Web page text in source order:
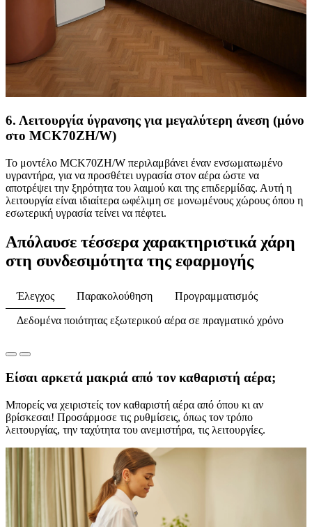
6. Λειτουργία ύγρανσης για μεγαλύτερη άνεση (μόνο
στο MCK70ZH/W)
Το μοντέλο MCK70ZH/W περιλαμβάνει έναν ενσωματωμένο
υγραντήρα, για να προσθέτει υγρασία στον αέρα ώστε να
αποτρέψει την ξηρότητα του λαιμού και της επιδερμίδας. Αυτή η
λειτουργία είναι ιδιαίτερα ωφέλιμη σε μονωμένους χώρους όπου η
εσωτερική υγρασία τείνει να πέφτει.
Απόλαυσε τέσσερα χαρακτηριστικά χάρη
στη συνδεσιμότητα της εφαρμογής
Έλεγχος Παρακολούθηση Προγραμματισμός
Δεδομένα ποιότητας εξωτερικού αέρα σε πραγματικό χρόνο
Είσαι αρκετά μακριά από τον καθαριστή αέρα;
Μπορείς να χειριστείς τον καθαριστή αέρα από όπου κι αν
βρίσκεσαι! Προσάρμοσε τις ρυθμίσεις, όπως τον τρόπο
λειτουργίας, την ταχύτητα του ανεμιστήρα, τις λειτουργίες.